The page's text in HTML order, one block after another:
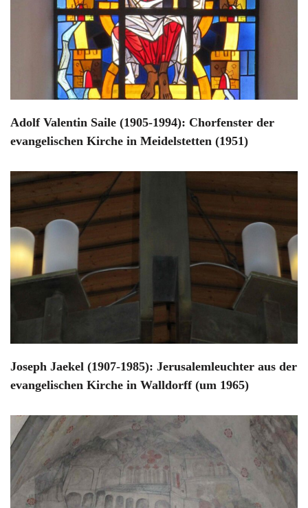
Adolf Valentin Saile (1905-1994): Chorfenster der
evangelischen Kirche in Meidelstetten (1951)
Joseph Jaekel (1907-1985): Jerusalemleuchter aus der
evangelischen Kirche in Walldorff (um 1965)